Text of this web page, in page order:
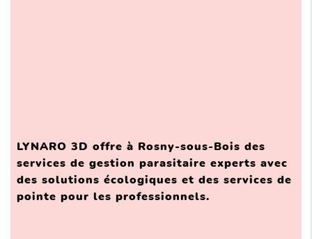
LYNARO 3D offre à Rosny-sous-Bois des
services de gestion parasitaire experts avec
des solutions écologiques et des services de
pointe pour les professionnels.